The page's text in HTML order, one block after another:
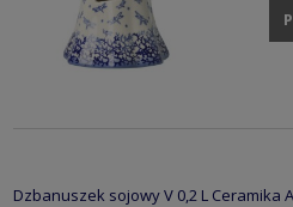
Dzbanuszek sojowy V 0,2 L Ceramika